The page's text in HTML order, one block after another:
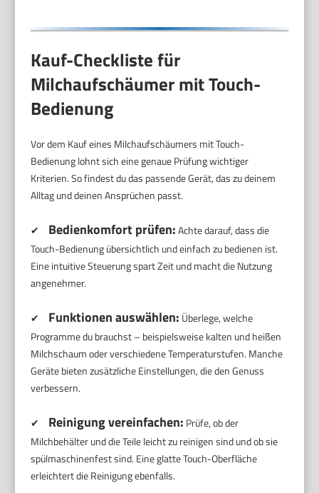
Kauf-Checkliste für
Milchaufschäumer mit Touch-
Bedienung
Vor dem Kauf eines Milchaufschäumers mit Touch-
Bedienung lohnt sich eine genaue Prüfung wichtiger
Kriterien. So findest du das passende Gerät, das zu deinem
Alltag und deinen Ansprüchen passt.
✔ Bedienkomfort prüfen:Achte darauf, dass die
Touch-Bedienung übersichtlich und einfach zu bedienen ist.
Eine intuitive Steuerung spart Zeit und macht die Nutzung
angenehmer.
✔ Funktionen auswählen: Überlege, welche
Programme du brauchst – beispielsweise kalten und heißen
Milchschaum oder verschiedene Temperaturstufen. Manche
Geräte bieten zusätzliche Einstellungen, die den Genuss
verbessern.
✔ Reinigung vereinfachen: Prüfe, ob der
Milchbehälter und die Teile leicht zu reinigen sind und ob sie
spülmaschinenfest sind. Eine glatte Touch-Oberfläche
erleichtert die Reinigung ebenfalls.